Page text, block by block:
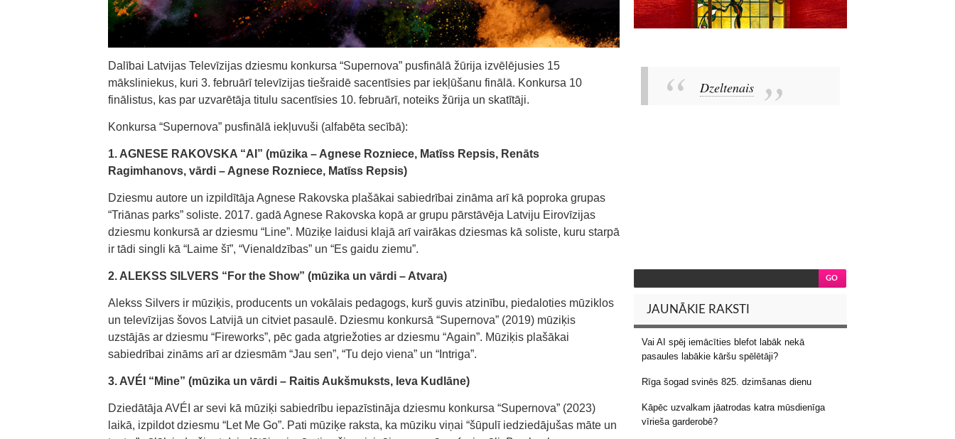
Dalībai Latvijas Televīzijas dziesmu konkursa “Supernova” pusfinālā žūrija izvēlējusies 15
māksliniekus, kuri 3. februārī televīzijas tiešraidē sacentīsies par iekļūšanu finālā. Konkursa 10
finālistus, kas par uzvarētāja titulu sacentīsies 10. februārī, noteiks žūrija un skatītāji.
Konkursa “Supernova” pusfinālā iekļuvuši (alfabēta secībā):
1. AGNESE RAKOVSKA “AI” (mūzika – Agnese Rozniece, Matīss Repsis, Renāts
Ragimhanovs, vārdi – Agnese Rozniece, Matīss Repsis)
Dziesmu autore un izpildītāja Agnese Rakovska plašākai sabiedrībai zināma arī kā poproka grupas
“Triānas parks” soliste. 2017. gadā Agnese Rakovska kopā ar grupu pārstāvēja Latviju Eirovīzijas
dziesmu konkursā ar dziesmu “Line”. Mūziķe laidusi klajā arī vairākas dziesmas kā soliste, kuru starpā
ir tādi singli kā “Laime šī”, “Vienaldzības” un “Es gaidu ziemu”.
2. ALEKSS SILVERS “For the Show” (mūzika un vārdi – Atvara)
Alekss Silvers ir mūziķis, producents un vokālais pedagogs, kurš guvis atzinību, piedaloties mūziklos
un televīzijas šovos Latvijā un citviet pasaulē. Dziesmu konkursā “Supernova” (2019) mūziķis
uzstājās ar dziesmu “Fireworks”, pēc gada atgriežoties ar dziesmu “Again”. Mūziķis plašākai
sabiedrībai zināms arī ar dziesmām “Jau sen”, “Tu dejo viena” un “Intriga”.
3. AVÉI “Mine” (mūzika un vārdi – Raitis Aukšmuksts, Ieva Kudlāne)
Dziedātāja AVÉI ar sevi kā mūziķi sabiedrību iepazīstināja dziesmu konkursa “Supernova” (2023)
laikā, izpildot dziesmu “Let Me Go”. Pati mūziķe raksta, ka mūziku viņai “šūpulī iedziedājušas māte un
Dzeltenais
JAUNĀKIE RAKSTI
Vai AI spēj iemācīties blefot labāk nekā
pasaules labākie kāršu spēlētāji?
Rīga šogad svinēs 825. dzimšanas dienu
Kāpēc uzvalkam jāatrodas katra mūsdienīga
vīrieša garderobē?